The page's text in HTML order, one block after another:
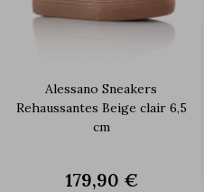
Alessano Sneakers
Rehaussantes Beige clair 6,5
cm
179,90 €